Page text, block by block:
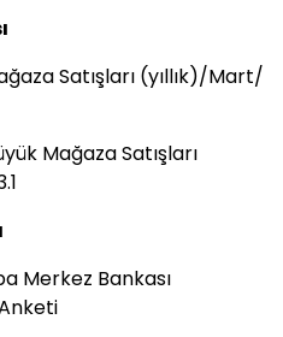
Satışları (yıllık)/Mart/
Mağaza Satışları
Merkez Bankası